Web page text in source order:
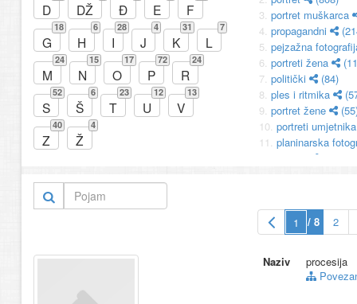
D DŽ Đ E F
G
18
H
6
I
28
J
4
K
31
L
7
M
24
N
15
O
17
P
72
R
24
S
52
Š
6
T
23
U
12
V
13
Z
40
Ž
4
3. portret muškarca
4. propagandni
5. pejzažna
6. portreti žena
7. politički
(84)
8. ples i ritmika
9. portret žene
10. portreti
11. planinarska
(29)
15. povijesni prikaz
Više… (72)
/ 8 2
Naziv
procesija